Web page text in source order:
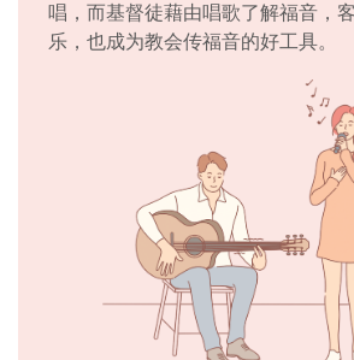
唱，而基督徒藉由唱歌了解福音，
乐，也成为教会传福音的好工具。